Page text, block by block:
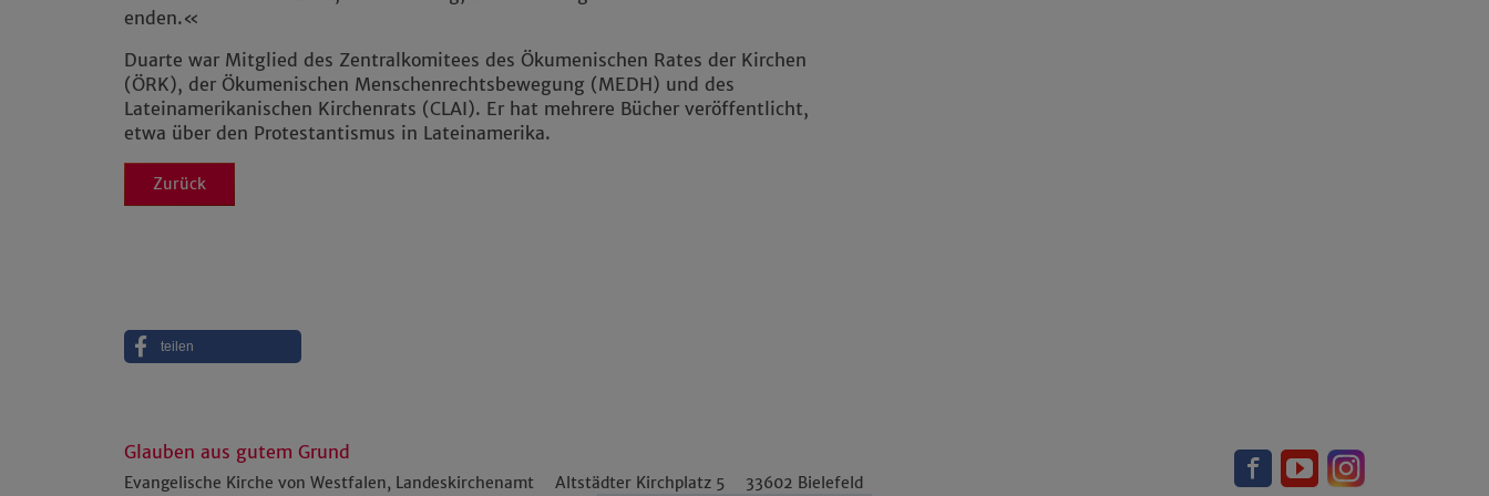
enden.«
Duarte war Mitglied des Zentralkomitees des Ökumenischen Rates der Kirchen
(ÖRK), der Ökumenischen Menschenrechtsbewegung (MEDH) und des
Lateinamerikanischen Kirchenrats (CLAI). Er hat mehrere Bücher veröffentlicht,
etwa über den Protestantismus in Lateinamerika.
Zurück
teilen
Glauben aus gutem Grund
Evangelische Kirche von Westfalen, Landeskirchenamt Altstädter Kirchplatz 5 33602 Bielefeld